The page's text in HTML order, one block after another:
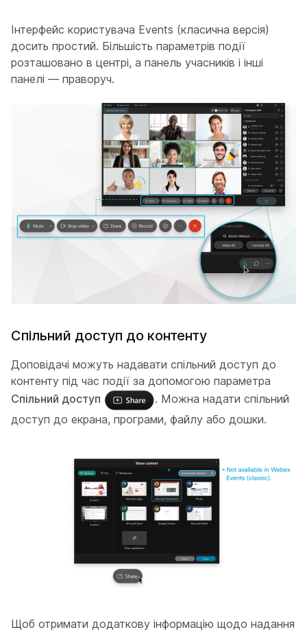
Інтерфейс користувача Events (класична версія)
досить простий. Більшість параметрів події
розташовано в центрі, а панель учасників і інші
панелі — праворуч.
Спільний доступ до контенту
Доповідачі можуть надавати спільний доступ до
контенту під час події за допомогою параметра
Спільний доступ
. Можна надати спільний
доступ до екрана, програми, файлу або дошки.
Щоб отримати додаткову інформацію щодо надання